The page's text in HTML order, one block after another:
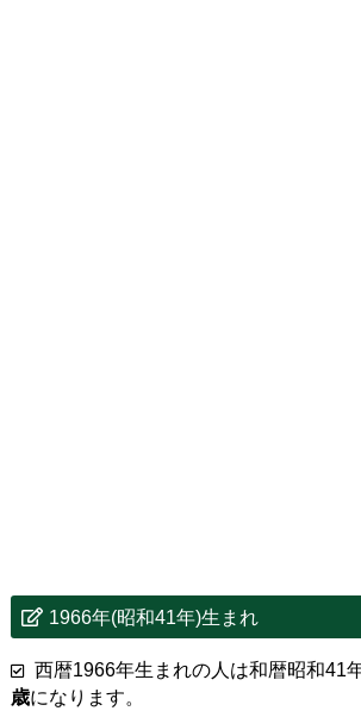
1966年(昭和41年)生まれ
西暦1966年生まれの人は和暦昭和41
歳になります。